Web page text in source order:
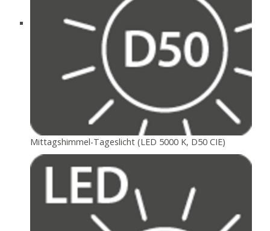
Mittagshimmel-Tageslicht (LED 5000 K, D50 CIE)